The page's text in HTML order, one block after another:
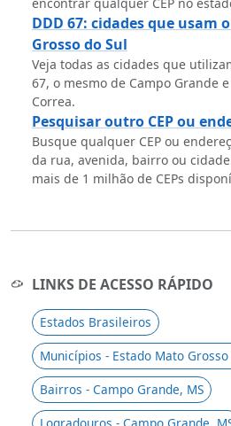
DDD 67: cidades que usam
Grosso do Sul
Veja todas as cidades que
67, o mesmo de Campo Grande
Correa.
Pesquisar outro CEP ou
Busque qualquer CEP ou
da rua, avenida, bairro ou
mais de 1 milhão de CEPs
LINKS DE ACESSO RÁPIDO
Estados Brasileiros
Municípios - Estado Mato Grosso
Bairros - Campo Grande, MS